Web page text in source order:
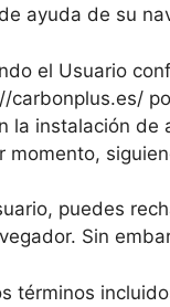
ayuda de su
el Usuario
carbonplus.es/
la instalación de
momento,
puedes
Sin
términos